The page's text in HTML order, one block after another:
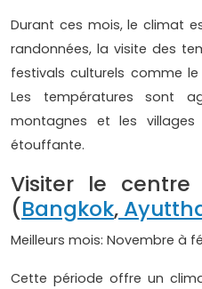
Durant ces mois, le climat
randonnées, la visite des
festivals culturels comme
Les températures sont
montagnes et les
étouffante.
Visiter le
(Bangkok,
Meilleurs mois: Novembre à
Cette période offre un